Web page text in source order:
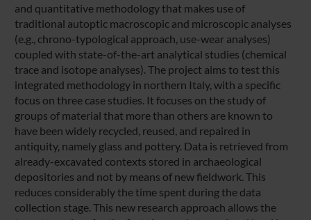
and quantitative methodology that makes use of
traditional autoptic macroscopic and microscopic analyses
(e.g., chrono-typological approach, use-wear analyses)
coupled with state-of-the-art analytical studies (chemical
trace and isotope analyses). The project aims to test this
integrated methodology in northern Italy, with a specific
focus on three case studies. It focuses on the study of
groups of material that more than others are known to
have been widely recycled, reused, and repaired in
antiquity, namely glass and pottery. Data is retrieved from
already-excavated contexts stored in archaeological
depositories and not by means of new fieldwork. This
reduces considerably the time spent during the data
collection stage. This new research approach allows the